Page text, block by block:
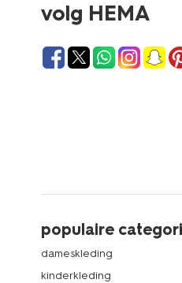
volg HEMA
populaire
dameskleding
kinderkleding